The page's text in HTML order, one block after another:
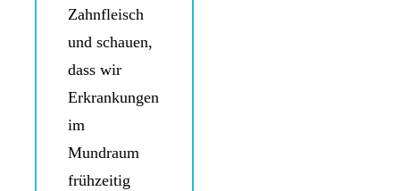
Zahnfleisch
und schauen,
dass wir
Erkrankungen
im
Mundraum
frühzeitig